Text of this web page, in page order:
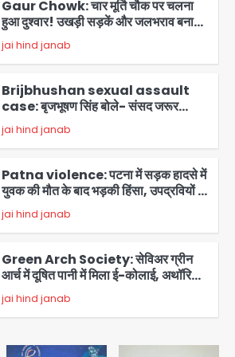
Gaur Chowk: चार मूर्ति चौक पर चलना
हुआ दुश्वार! उखड़ी सड़कें और जलभराव बना
आफत, अंडरपास पर भी खतरा
jai hind janab
Brijbhushan sexual assault
case: बृजभूषण सिंह बोले- संसद जरूर
लौटूंगा, हुई चरित्र हत्या की कोशिश, प्रियंका
गांधी को बरगलाया गया, यौन शोषण नहीं ‘गुड-
बैड टच’ का था मामला
jai hind janab
Patna violence: पटना में सड़क हादसे में
युवक की मौत के बाद भड़की हिंसा, उपद्रवियों ने
फूंकीं 10 गाड़ियां, ट्रैफिक पोस्ट और स्लीपर
बस भी जलाई, NH-30 जाम
jai hind janab
Green Arch Society: सेविअर ग्रीन
आर्च में दूषित पानी में मिला ई-कोलाई, अथॉरिटी
ने शुरू की सैंपलिंग जांच
jai hind janab
Noida waterlogging: नोएडा में